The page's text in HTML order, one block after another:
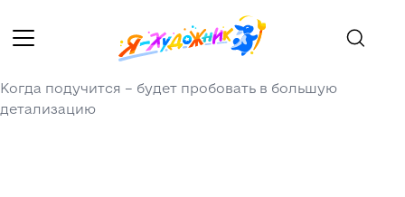
Когда подучится – будет пробовать в большую
детализацию